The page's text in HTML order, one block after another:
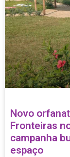
Novo
Fronteiras
campanha
espaço